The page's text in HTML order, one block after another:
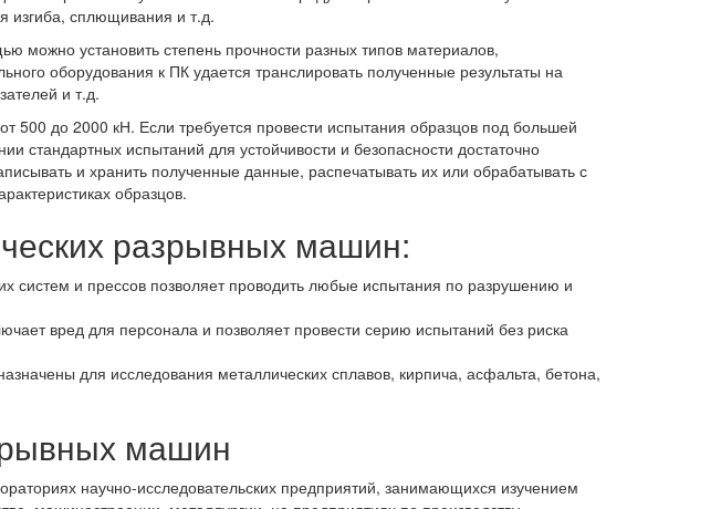
изгиба, сплющивания и т.д.
можно установить степень прочности разных типов материалов,
оборудования к ПК удается транслировать полученные результаты на
и т.д.
500 до 2000 кН. Если требуется провести испытания образцов под большей
стандартных испытаний для устойчивости и безопасности достаточно
и хранить полученные данные, распечатывать их или обрабатывать с
образцов.
разрывных машин:
систем и прессов позволяет проводить любые испытания по разрушению и
вред для персонала и позволяет провести серию испытаний без риска
для исследования металлических сплавов, кирпича, асфальта, бетона,
машин
научно-исследовательских предприятий, занимающихся изучением